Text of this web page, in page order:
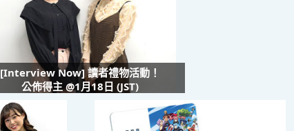
[Interview Now] 讀者禮物活動！
公佈得主 @1月18日 (JST)